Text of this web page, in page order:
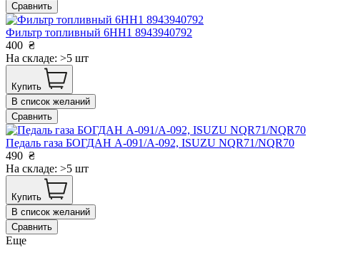
Сравнить
Фильтр топливный 6НН1 8943940792
400 ₴
На складе: >5 шт
Купить
В список желаний
Сравнить
Педаль газа БОГДАН А-091/А-092, ISUZU NQR71/NQR70
490 ₴
На складе: >5 шт
Купить
В список желаний
Сравнить
Еще